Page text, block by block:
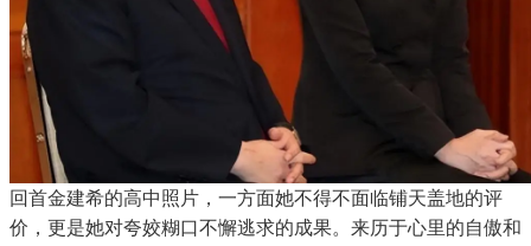
回首金建希的高中照片，一方面她不得不面临铺天盖地的评
价，更是她对夸姣糊口不懈逃求的成果。来历于心里的自傲和